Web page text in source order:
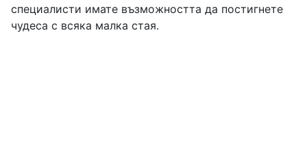
специалисти имате възможността да постигнете
чудеса с всяка малка стая.